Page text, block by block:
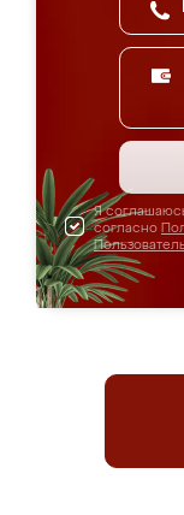
Я
согласно